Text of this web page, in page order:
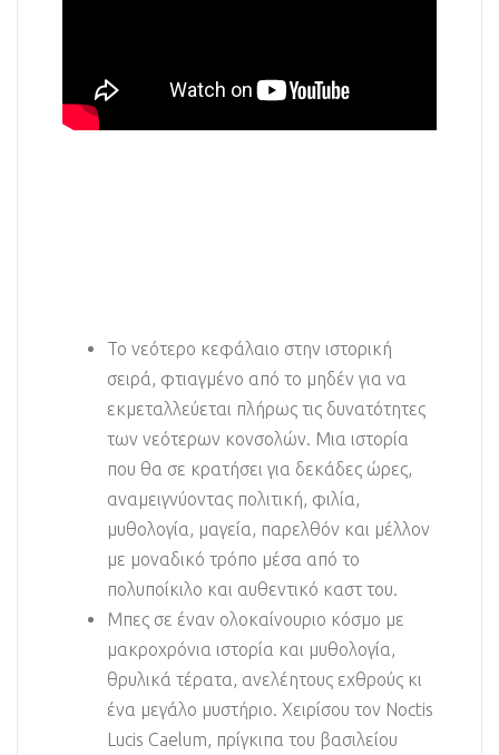
Το νεότερο κεφάλαιο στην ιστορική
σειρά, φτιαγμένο από το μηδέν για να
εκμεταλλεύεται πλήρως τις δυνατότητες
των νεότερων κονσολών. Μια ιστορία
που θα σε κρατήσει για δεκάδες ώρες,
αναμειγνύοντας πολιτική, φιλία,
μυθολογία, μαγεία, παρελθόν και μέλλον
με μοναδικό τρόπο μέσα από το
πολυποίκιλο και αυθεντικό καστ του.
Μπες σε έναν ολοκαίνουριο κόσμο με
μακροχρόνια ιστορία και μυθολογία,
θρυλικά τέρατα, ανελέητους εχθρούς κι
ένα μεγάλο μυστήριο. Χειρίσου τον Noctis
Lucis Caelum, πρίγκιπα του βασιλείου